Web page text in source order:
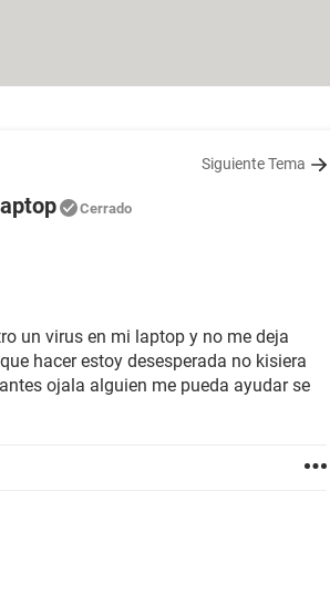
Siguiente Tema
Cerrado
un virus en mi laptop y no me deja
hacer estoy desesperada no kisiera
ojala alguien me pueda ayudar se